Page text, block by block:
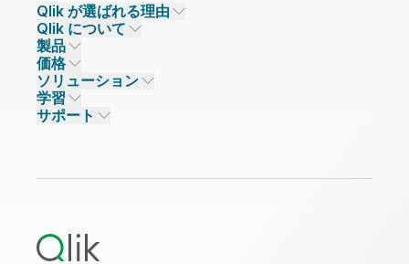
Qlik が選ばれる理由
Qlik が選ばれる理由
信頼とセキュリティ
信頼とプライバシー
信頼と AI
主なテクノロジーパートナー
データソースとターゲット
Qlik について
企業情報
採用情報
ニュースルーム
事業所 / 連絡先
製品
データ統合とデータ品質
Qlik Talend
Qlik Talend Cloud
Talend Data Fabric
価格
データ統合
データ分析
AI / 機械学習
ソリューション
ソリューションパートナー
パートナー検索
学習
イベント
サポート